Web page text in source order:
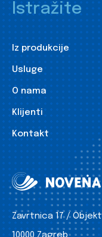
Istražite
Iz produkcije
Usluge
O nama
Klijenti
Kontakt
Zavrtnica 17 / Objekt